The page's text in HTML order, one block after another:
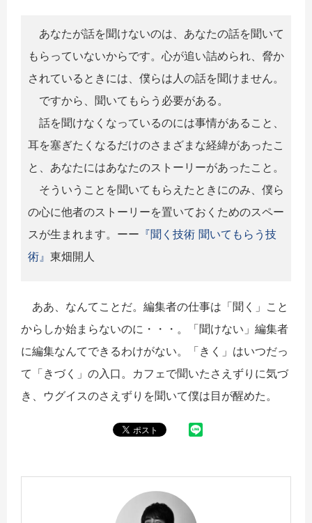
あなたが話を聞けないのは、あなたの話を聞いて
もらっていないからです。心が追い詰められ、脅か
されているときには、僕らは人の話を聞けません。
ですから、聞いてもらう必要がある。
話を聞けなくなっているのには事情があること、
耳を塞ぎたくなるだけのさまざまな経緯があったこ
と、あなたにはあなたのストーリーがあったこと。
そういうことを聞いてもらえたときにのみ、僕ら
の心に他者のストーリーを置いておくためのスペー
スが生まれます。ーー 『聞く技術 聞いてもらう技
術』 東畑開人
ああ、なんてことだ。編集者の仕事は「聞く」こと
からしか始まらないのに・・・。「聞けない」編集者
に編集なんてできるわけがない。「きく」はいつだっ
て「きづく」の入口。カフェで聞いたさえずりに気づ
き、ウグイスのさえずりを聞いて僕は目が醒めた。